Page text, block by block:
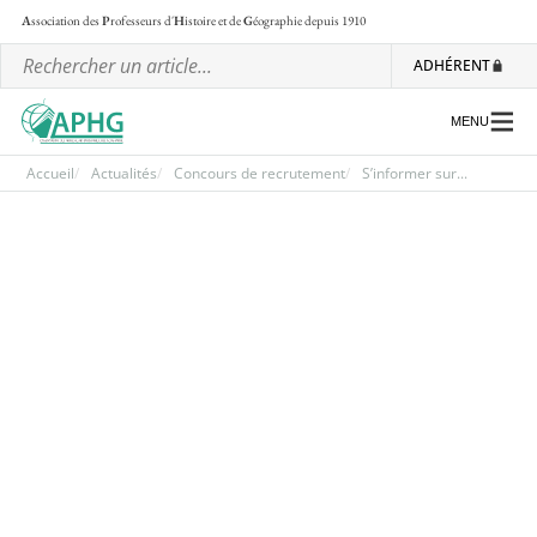
Association desProfesseurs d'Histoire et deGéographiedepuis 1910
ADHÉRENT
MENU
Accueil Actualités Concours de recrutement S’informer sur...